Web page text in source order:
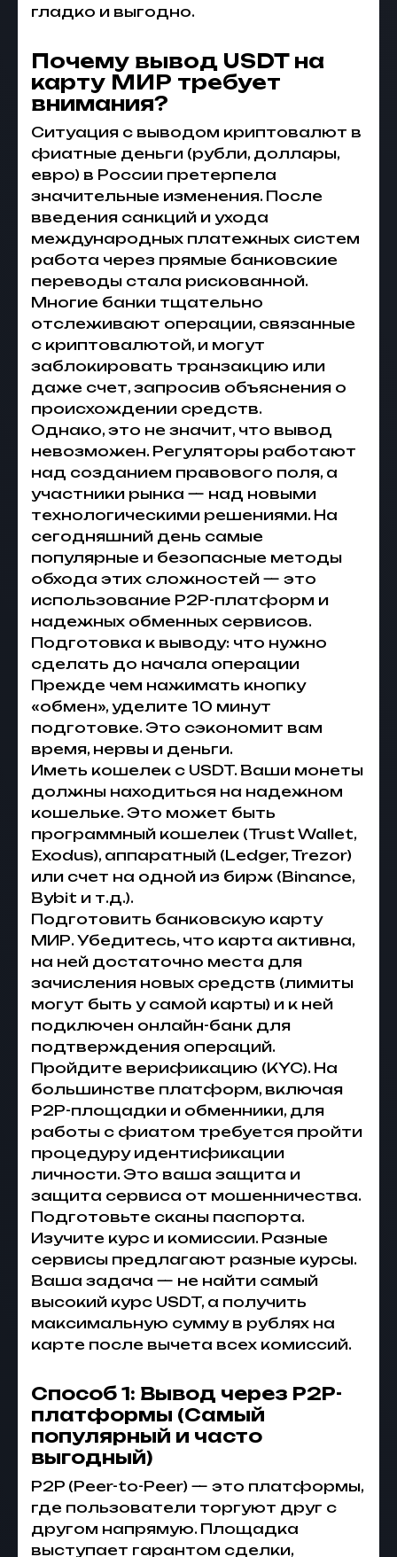
гладко и выгодно.
Почему вывод USDT на
карту МИР требует
внимания?
Ситуация с выводом криптовалют в
фиатные деньги (рубли, доллары,
евро) в России претерпела
значительные изменения. После
введения санкций и ухода
международных платежных систем
работа через прямые банковские
переводы стала рискованной.
Многие банки тщательно
отслеживают операции, связанные
с криптовалютой, и могут
заблокировать транзакцию или
даже счет, запросив объяснения о
происхождении средств.
Однако, это не значит, что вывод
невозможен. Регуляторы работают
над созданием правового поля, а
участники рынка — над новыми
технологическими решениями. На
сегодняшний день самые
популярные и безопасные методы
обхода этих сложностей — это
использование P2P-платформ и
надежных обменных сервисов.
Подготовка к выводу: что нужно
сделать до начала операции
Прежде чем нажимать кнопку
«обмен», уделите 10 минут
подготовке. Это сэкономит вам
время, нервы и деньги.
Иметь кошелек с USDT. Ваши монеты
должны находиться на надежном
кошельке. Это может быть
программный кошелек (Trust Wallet,
Exodus), аппаратный (Ledger, Trezor)
или счет на одной из бирж (Binance,
Bybit и т.д.).
Подготовить банковскую карту
МИР. Убедитесь, что карта активна,
на ней достаточно места для
зачисления новых средств (лимиты
могут быть у самой карты) и к ней
подключен онлайн-банк для
подтверждения операций.
Пройдите верификацию (KYC). На
большинстве платформ, включая
P2P-площадки и обменники, для
работы с фиатом требуется пройти
процедуру идентификации
личности. Это ваша защита и
защита сервиса от мошенничества.
Подготовьте сканы паспорта.
Изучите курс и комиссии. Разные
сервисы предлагают разные курсы.
Ваша задача — не найти самый
высокий курс USDT, а получить
максимальную сумму в рублях на
карте после вычета всех комиссий.
Способ 1: Вывод через P2P-
платформы (Самый
популярный и часто
выгодный)
P2P (Peer-to-Peer) — это платформы,
где пользователи торгуют друг с
другом напрямую. Площадка
выступает гарантом сделки,